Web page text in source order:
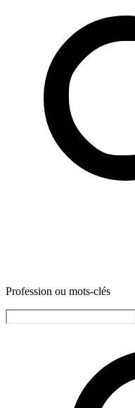
Profession ou mots-clés